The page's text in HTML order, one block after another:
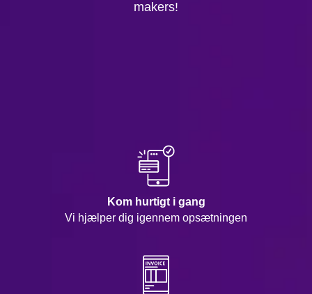
makers!
Kom hurtigt i gang
Vi hjælper dig igennem opsætningen